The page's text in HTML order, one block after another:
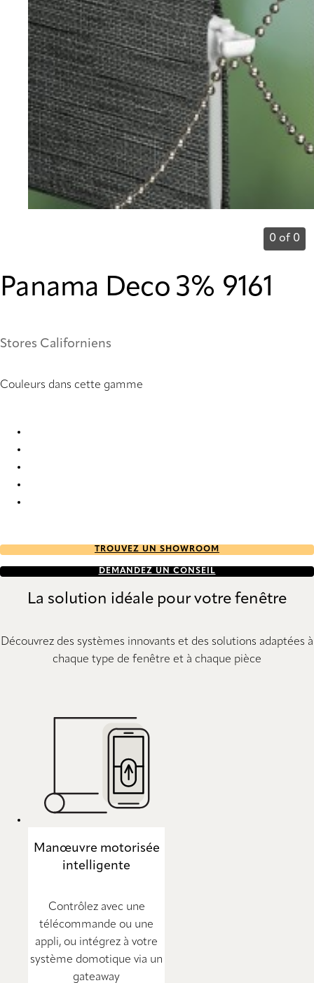
0 of 0
Panama Deco 3% 9161
Stores Californiens
Couleurs dans cette gamme
TROUVEZ UN SHOWROOM
DEMANDEZ UN CONSEIL
La solution idéale pour votre fenêtre
Découvrez des systèmes innovants et des solutions adaptées à
chaque type de fenêtre et à chaque pièce
Manœuvre motorisée
intelligente
Contrôlez avec une
télécommande ou une
appli, ou intégrez à votre
système domotique via un
gateaway